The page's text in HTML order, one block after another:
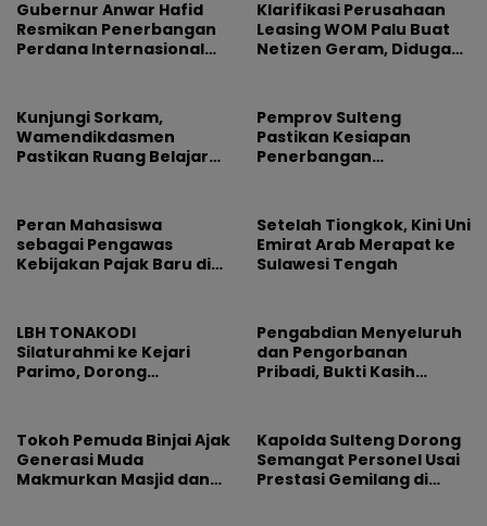
Gubernur Anwar Hafid
Resmikan Penerbangan
Perdana Internasional
Klarifikasi Perusahaan
Leasing WOM Palu Buat
Netizen Geram, Diduga
Kunjungi Sorkam,
Wamendikdasmen
Pastikan Ruang Belajar
Pemprov Sulteng
Pastikan Kesiapan
Penerbangan
Peran Mahasiswa
sebagai Pengawas
Kebijakan Pajak Baru di
Setelah Tiongkok, Kini Uni
Emirat Arab Merapat ke
Sulawesi Tengah
LBH TONAKODI
Silaturahmi ke Kejari
Parimo, Dorong
Pengabdian Menyeluruh
dan Pengorbanan
Pribadi, Bukti Kasih
Tokoh Pemuda Binjai Ajak
Generasi Muda
Makmurkan Masjid dan
Kapolda Sulteng Dorong
Semangat Personel Usai
Prestasi Gemilang di